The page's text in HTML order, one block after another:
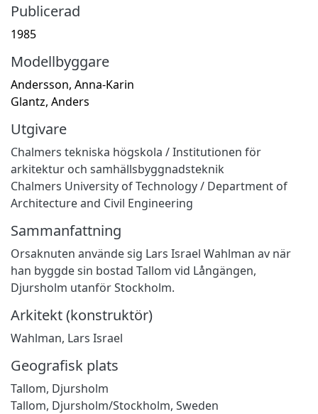
Publicerad
1985
Modellbyggare
Andersson, Anna-Karin
Glantz, Anders
Utgivare
Chalmers tekniska högskola / Institutionen för
arkitektur och samhällsbyggnadsteknik
Chalmers University of Technology / Department of
Architecture and Civil Engineering
Sammanfattning
Orsaknuten använde sig Lars Israel Wahlman av när
han byggde sin bostad Tallom vid Långängen,
Djursholm utanför Stockholm.
Arkitekt (konstruktör)
Wahlman, Lars Israel
Geografisk plats
Tallom, Djursholm
Tallom, Djursholm/Stockholm, Sweden